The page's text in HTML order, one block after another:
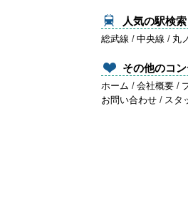
人気の駅検索
総武線 / 中央線 / 丸
その他のコ
ホーム / 会社概要 /
お問い合わせ / スタ